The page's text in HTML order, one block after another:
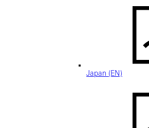
Japan (EN)